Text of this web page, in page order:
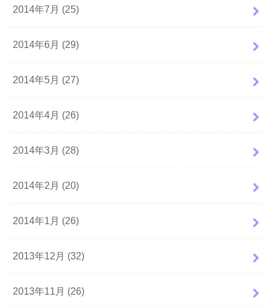
2014年7月 (25)
2014年6月 (29)
2014年5月 (27)
2014年4月 (26)
2014年3月 (28)
2014年2月 (20)
2014年1月 (26)
2013年12月 (32)
2013年11月 (26)